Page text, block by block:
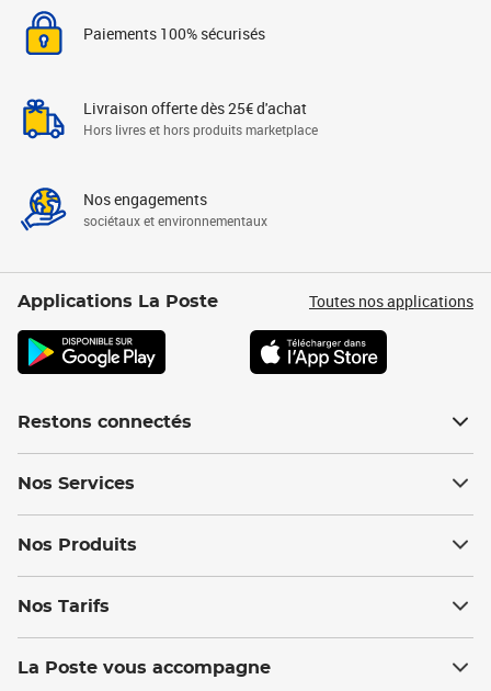
Paiements 100% sécurisés
Livraison offerte dès 25€ d'achat
Hors livres et hors produits marketplace
Nos engagements
sociétaux et environnementaux
Applications La Poste Toutes nos applications
Restons connectés
Nos Services
Nos Produits
Nos Tarifs
La Poste vous accompagne